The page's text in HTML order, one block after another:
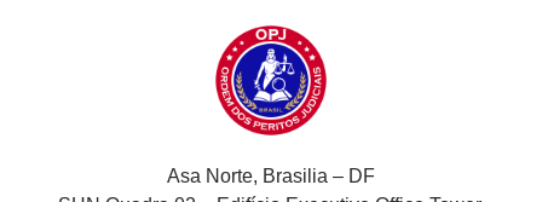
Asa Norte, Brasilia – DF